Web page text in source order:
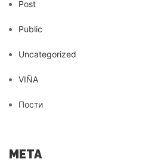
Post
Public
Uncategorized
VIÑA
Пости
META